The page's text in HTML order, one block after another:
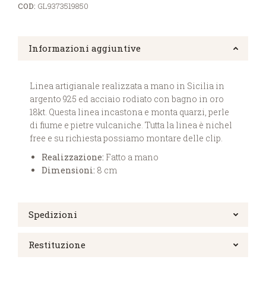
COD: GL9373519850
Informazioni aggiuntive
Linea artigianale realizzata a mano in Sicilia in
argento 925 ed acciaio rodiato con bagno in oro
18kt. Questa linea incastona e monta quarzi, perle
di fiume e pietre vulcaniche. Tutta la linea è nichel
free e su richiesta possiamo montare delle clip.
Realizzazione: Fatto a mano
Dimensioni: 8 cm
Spedizioni
Restituzione